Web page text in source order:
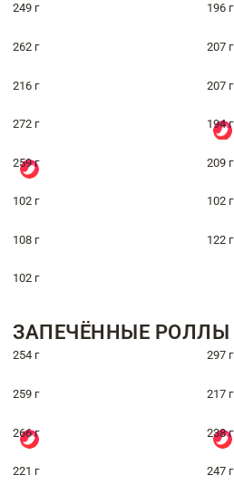
249 г 196 г
262 г 207 г
216 г 207 г
272 г 194 г
259 г 209 г
102 г 102 г
108 г 122 г
102 г
ЗАПЕЧЁННЫЕ РОЛЛЫ
254 г 297 г
259 г 217 г
266 г 238 г
221 г 247 г